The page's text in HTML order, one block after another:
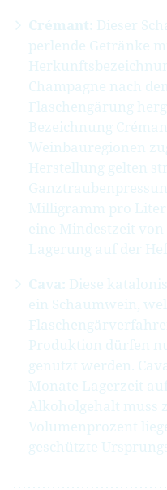
Crémant: Dieser
perlende Getränke
Champagne nach
Flaschengärung
Bezeichnung
Weinbauregionen
Herstellung gelten
Milligramm pro
eine Mindestzeit
Lagerung auf der
Cava: Diese
ein Schaumwein,
Produktion dürfen
genutzt werden.
Monate Lagerzeit
Alkoholgehalt muss
Volumenprozent
geschützte